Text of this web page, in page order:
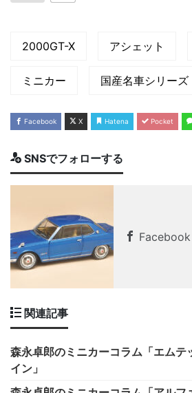
2000GT-X アシェット
ミニカー 国産名車シリーズ
Facebook X Hatena Pocket
SNSでフォローする
Facebook
関連記事
森永卓郎のミニカーコラム「エムテ
イン」